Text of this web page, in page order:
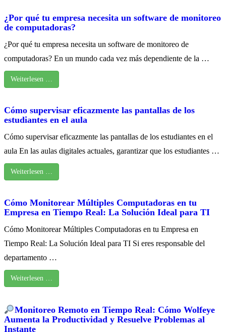
¿Por qué tu empresa necesita un software de monitoreo
de computadoras?
¿Por qué tu empresa necesita un software de monitoreo de
computadoras? En un mundo cada vez más dependiente de la …
Weiterlesen …
Cómo supervisar eficazmente las pantallas de los
estudiantes en el aula
Cómo supervisar eficazmente las pantallas de los estudiantes en el
aula En las aulas digitales actuales, garantizar que los estudiantes …
Weiterlesen …
Cómo Monitorear Múltiples Computadoras en tu
Empresa en Tiempo Real: La Solución Ideal para TI
Cómo Monitorear Múltiples Computadoras en tu Empresa en
Tiempo Real: La Solución Ideal para TI Si eres responsable del
departamento …
Weiterlesen …
Monitoreo Remoto en Tiempo Real: Cómo Wolfeye
Aumenta la Productividad y Resuelve Problemas al
Instante